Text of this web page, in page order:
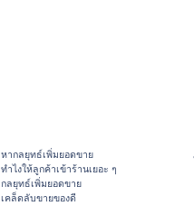
หากลยุทธ์เพิ่มยอดขาย
ทําไงให้ลูกค้าเข้าร้านเยอะ ๆ
กลยุทธ์เพิ่มยอดขาย
เคล็ดลับขายของดี